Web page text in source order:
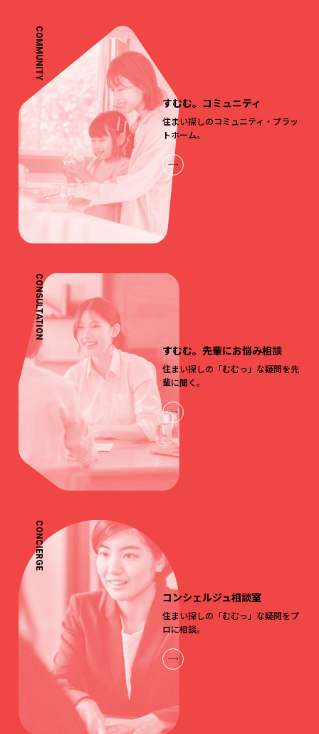
COMMUNITY
すむむ。コミュニティ
住まい探しのコミュニティ・プラッ
トホーム。
CONSULTATION
すむむ。先輩にお悩み相談
住まい探しの「むむっ」な疑問を先
輩に聞く。
CONCIERGE
コンシェルジュ相談室
住まい探しの「むむっ」な疑問をプ
ロに相談。